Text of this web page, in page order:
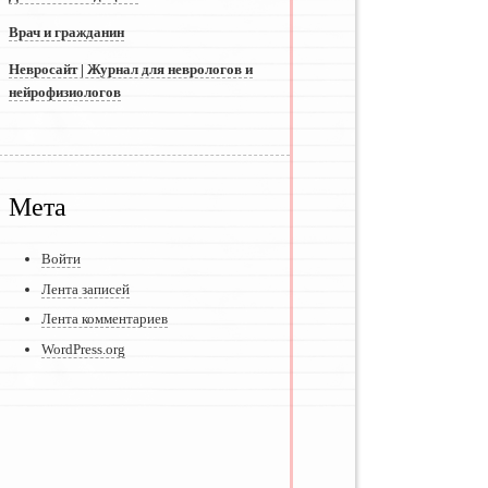
Врач и гражданин
Невросайт | Журнал для неврологов и
нейрофизиологов
Мета
Войти
Лента записей
Лента комментариев
WordPress.org